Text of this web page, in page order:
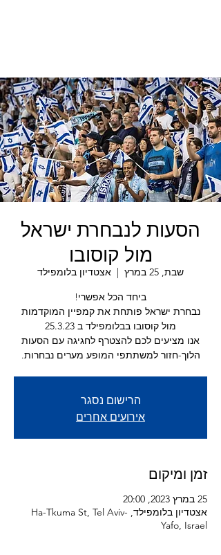
הסעות לנבחרת ישראל
מול קוסובו
שבת, 25 במרץ
  |
אצטדיון בלומפילד
נבחרת ישראל פותחת את קמפיין המוקדמות
אנו מציעים לכם להצטרף לחגיגה עם הסעות
הלוך-חזור למשתתפי המופע מערים נבחרות.
הרישום נסגר
אירועים אחרים
זמן ומיקום
25 במרץ 2023, 20:00
אצטדיון בלומפילד, Ha-Tkuma St, Tel Aviv-
Yafo, Israel